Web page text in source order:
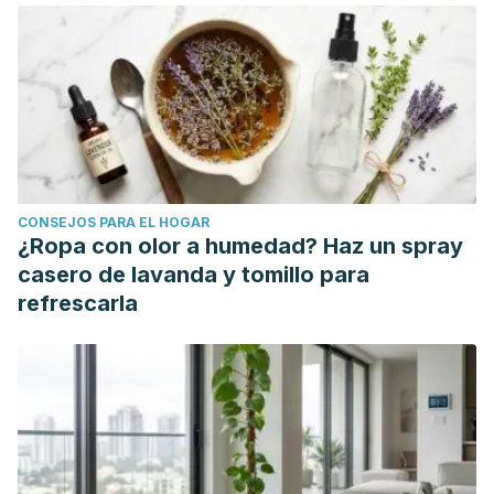
7613(2003)031<0263:LMAAWW>2.0.CO;2
CONSEJOS PARA EL HOGAR
¿Ropa con olor a humedad? Haz un spray
casero de lavanda y tomillo para
refrescarla